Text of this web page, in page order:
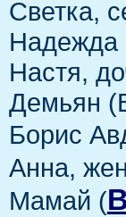
Светка,
Надежда
Настя,
Демьян
Борис
Анна,
Мамай (